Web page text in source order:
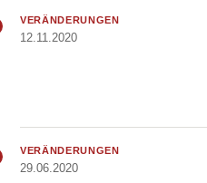
VERÄNDERUNGEN
12.11.2020
VERÄNDERUNGEN
29.06.2020